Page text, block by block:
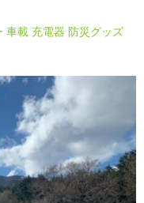
車載 充電器 防災グッズ